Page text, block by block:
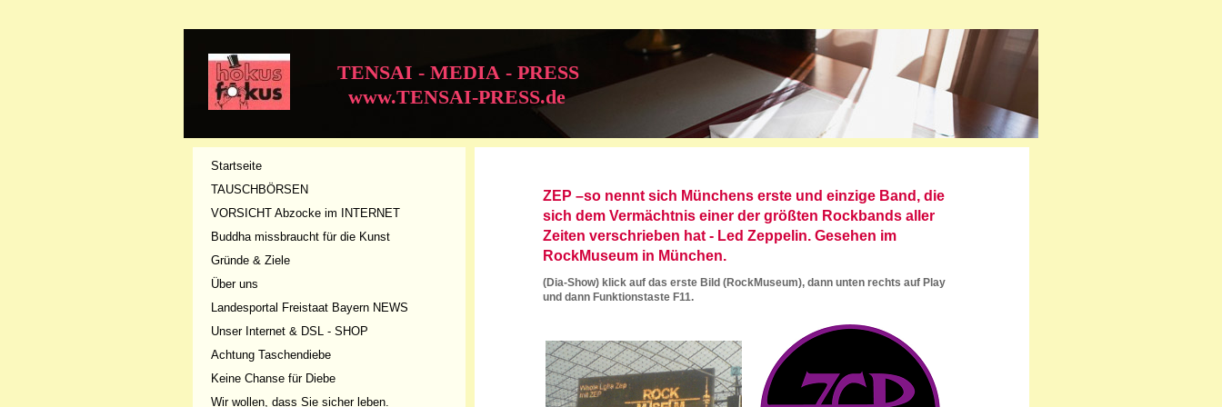
TENSAI - MEDIA - PRESS
www.TENSAI-PRESS.de
Startseite
TAUSCHBÖRSEN
VORSICHT Abzocke im INTERNET
Buddha missbraucht für die Kunst
Gründe & Ziele
Über uns
Landesportal Freistaat Bayern NEWS
Unser Internet & DSL - SHOP
Achtung Taschendiebe
Keine Chanse für Diebe
Wir wollen, dass Sie sicher leben.
ZEP –so nennt sich Münchens erste und einzige Band, die
sich dem Vermächtnis einer der größten Rockbands aller
Zeiten verschrieben hat - Led Zeppelin. Gesehen im
RockMuseum in München.
(Dia-Show) klick auf das erste Bild (RockMuseum), dann unten rechts auf Play
und dann Funktionstaste F11.